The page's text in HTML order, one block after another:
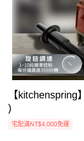
【
)
宅配滿NT$4,000免運